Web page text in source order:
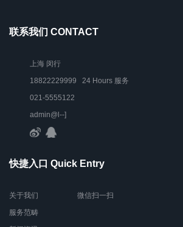
联系我们 CONTACT
上海 闵行
18822229999 24 Hours 服务
021-5555122
admin@l--]
快捷入口 Quick Entry
关于我们
服务范畴
微信扫一扫